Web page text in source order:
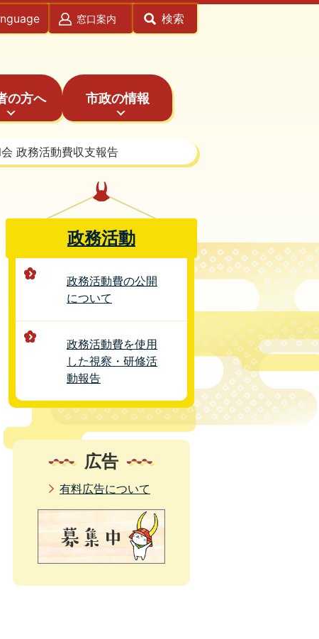
窓口案内 検索
の方へ 市政の情報
政務活動費収支報告
政務活動
政務活動費の公開
について
政務活動費を使用
した視察・研修活
動報告
広告
有料広告について